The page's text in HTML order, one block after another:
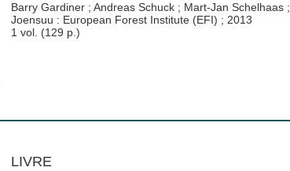
Barry Gardiner ; Andreas Schuck ; Mart-Jan Schelhaas
Joensuu : European Forest Institute (EFI) ; 2013
1 vol. (129 p.)
LIVRE